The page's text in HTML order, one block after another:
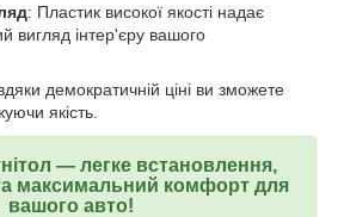
: Пластик високої якості надає
вигляд інтер'єру вашого
демократичній ціні ви зможете
якість.
— легке встановлення,
максимальний комфорт для
вашого авто!